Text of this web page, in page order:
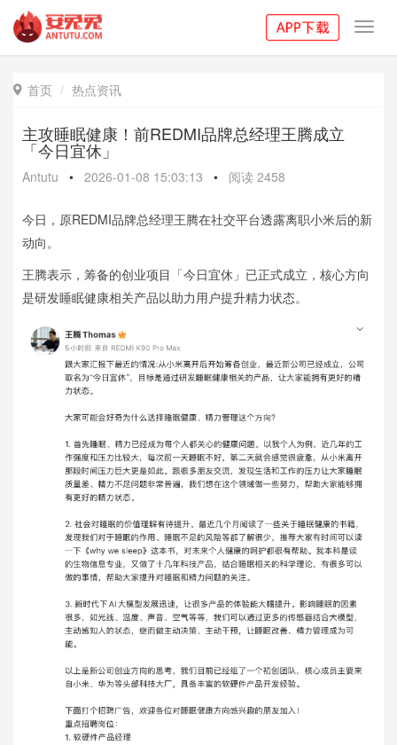
 首页 热点资讯
主攻睡眠健康！前REDMI品牌总经理王腾成立
「今日宜休」
Antutu • 2026-01-08 15:03:13 • 阅读 2458
今日，原REDMI品牌总经理王腾在社交平台透露离职小米后的新
动向。
王腾表示，筹备的创业项目「今日宜休」已正式成立，核心方向
是研发睡眠健康相关产品以助力用户提升精力状态。